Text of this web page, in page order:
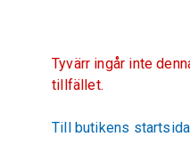
Tyvärr ingår inte
tillfället.
Till butikens